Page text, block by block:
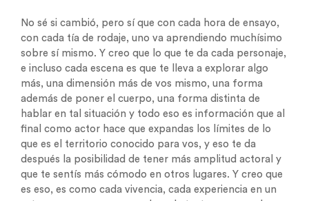
No sé si cambió, pero sí que con cada hora de ensayo,
con cada tía de rodaje, uno va aprendiendo muchísimo
sobre sí mismo. Y creo que lo que te da cada personaje,
e incluso cada escena es que te lleva a explorar algo
más, una dimensión más de vos mismo, una forma
además de poner el cuerpo, una forma distinta de
hablar en tal situación y todo eso es información que al
final como actor hace que expandas los límites de lo
que es el territorio conocido para vos, y eso te da
después la posibilidad de tener más amplitud actoral y
que te sentís más cómodo en otros lugares. Y creo que
es eso, es como cada vivencia, cada experiencia en un